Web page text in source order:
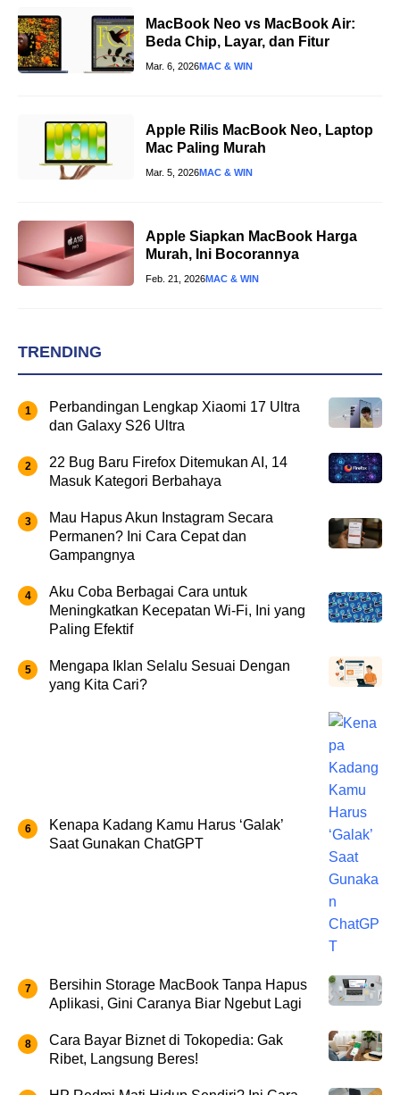
MacBook Neo vs MacBook Air:
Beda Chip, Layar, dan Fitur
Mar. 6, 2026MAC & WIN
Apple Rilis MacBook Neo, Laptop
Mac Paling Murah
Mar. 5, 2026MAC & WIN
Apple Siapkan MacBook Harga
Murah, Ini Bocorannya
Feb. 21, 2026MAC & WIN
TRENDING
Perbandingan Lengkap Xiaomi 17 Ultra
dan Galaxy S26 Ultra
22 Bug Baru Firefox Ditemukan AI, 14
Masuk Kategori Berbahaya
Mau Hapus Akun Instagram Secara
Permanen? Ini Cara Cepat dan
Gampangnya
Aku Coba Berbagai Cara untuk
Meningkatkan Kecepatan Wi-Fi, Ini yang
Paling Efektif
Mengapa Iklan Selalu Sesuai Dengan
yang Kita Cari?
Kenapa Kadang Kamu Harus ‘Galak’
Saat Gunakan ChatGPT
Bersihin Storage MacBook Tanpa Hapus
Aplikasi, Gini Caranya Biar Ngebut Lagi
Cara Bayar Biznet di Tokopedia: Gak
Ribet, Langsung Beres!